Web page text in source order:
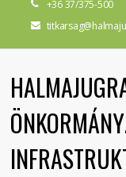
+36 37/375-500